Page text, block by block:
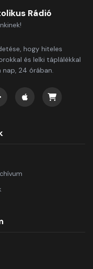
Rádió
hogy hiteles
és lelki táplálékkal
nap, 24 órában.